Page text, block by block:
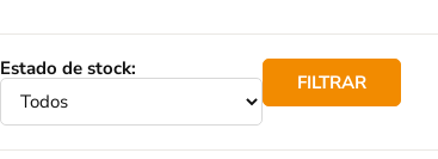
Estado de stock:
FILTRAR